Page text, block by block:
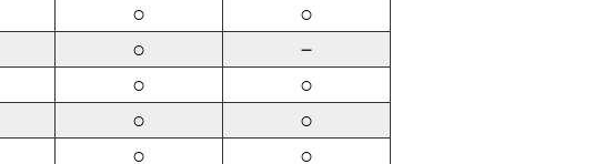
○ ○
○ －
○ ○
○ ○
○ ○